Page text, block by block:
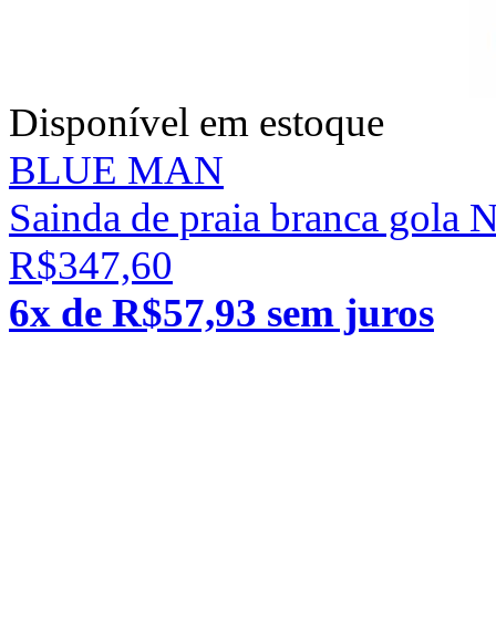
Disponível em estoque
BLUE MAN
Sainda de praia branca gola
R$347,60
6x de R$57,93 sem juros